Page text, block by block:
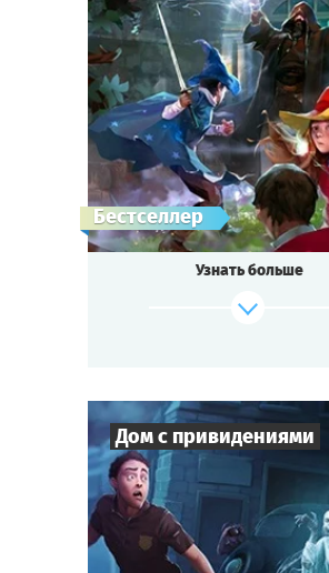
Бестселлер
Игроков 6 -19
Время игры 1-2 ч.
Тематика Фэнтези
Тип квеста Квестория
Cыграть
Узнать больше
Дом с привидениями
Игроков 4-
Время игры 1-2